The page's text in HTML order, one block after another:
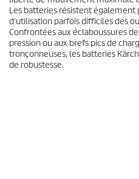
s
u
r
0
s
e
c
Les batteries résistent
d'utilisation parfois difficiles des
Confrontées aux éclaboussures
pression ou aux brefs pics de
tronçonneuses, les batteries
de robustesse.